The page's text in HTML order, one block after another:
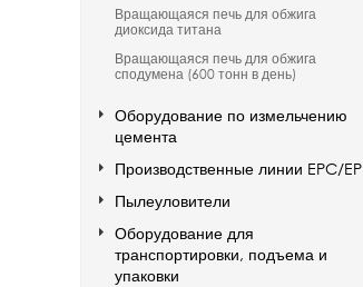
Вращающаяся печь для обжига
диоксида титана
Вращающаяся печь для обжига
сподумена (600 тонн в день)
Оборудование по измельчению
цемента
Производственные линии EPC/EP
Пылеуловители
Оборудование для
транспортировки, подъема и
упаковки